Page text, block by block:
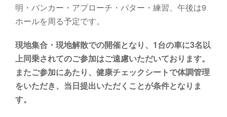
明・バンカー・アプローチ・パター・練習、午後は9
ホールを周る予定です。
現地集合・現地解散での開催となり、1台の車に3名以
上同乗されてのご参加はご遠慮いただいております。
またご参加にあたり、健康チェックシートで体調管理
をいただき、当日提出いただくことが条件となりま
す。